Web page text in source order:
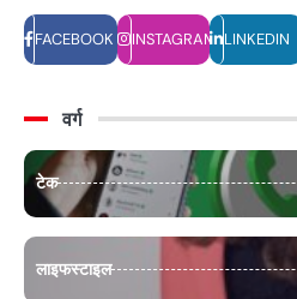
FACEBOOK INSTAGRAM LINKEDIN
वर्ग
टेक
लाइफस्टाइल